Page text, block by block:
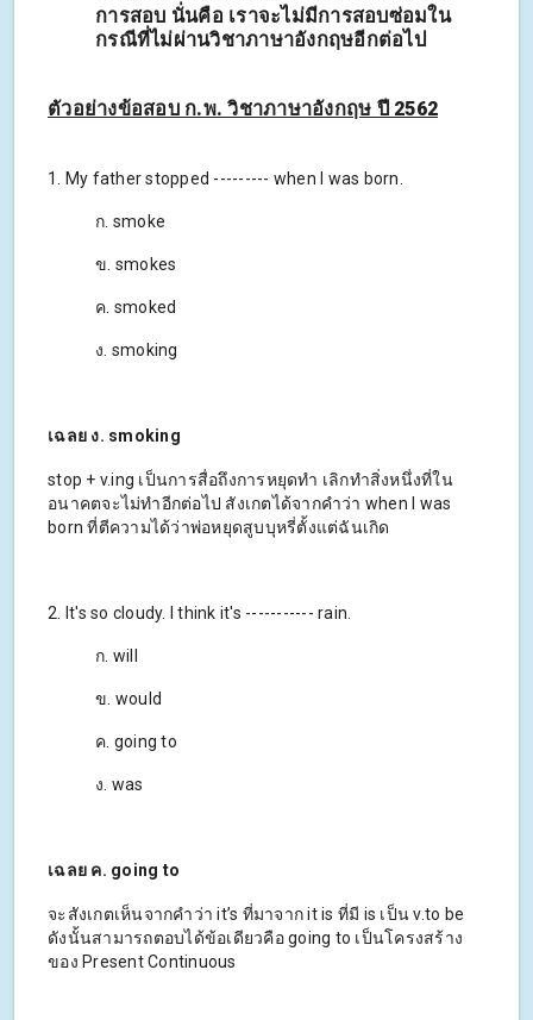
การสอบ นั่นคือ เราจะไม่มีการสอบซ่อมใน
กรณีที่ไม่ผ่านวิชาภาษาอังกฤษอีกต่อไป
ตัวอย่างข้อสอบ ก.พ. วิชาภาษาอังกฤษ ปี 2562
1. My father stopped --------- when I was born.
ก. smoke
ข. smokes
ค. smoked
ง. smoking
เฉลย ง. smoking
stop + v.ing เป็นการสื่อถึงการหยุดทำ เลิกทำสิ่งหนึ่งที่ใน
อนาคตจะไม่ทำอีกต่อไป สังเกตได้จากคำว่า when I was
born ที่ตีความได้ว่าพ่อหยุดสูบบุหรี่ตั้งแต่ฉันเกิด
2. It's so cloudy. I think it's ----------- rain.
ก. will
ข. would
ค. going to
ง. was
เฉลย ค. going to
จะสังเกตเห็นจากคำว่า it’s ที่มาจาก it is ที่มี is เป็น v.to be
ดังนั้นสามารถตอบได้ข้อเดียวคือ going to เป็นโครงสร้าง
ของ Present Continuous